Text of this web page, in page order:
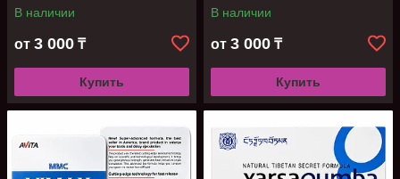
В наличии
от 3 000 ₸
Купить
В наличии
от 3 000 ₸
Купить